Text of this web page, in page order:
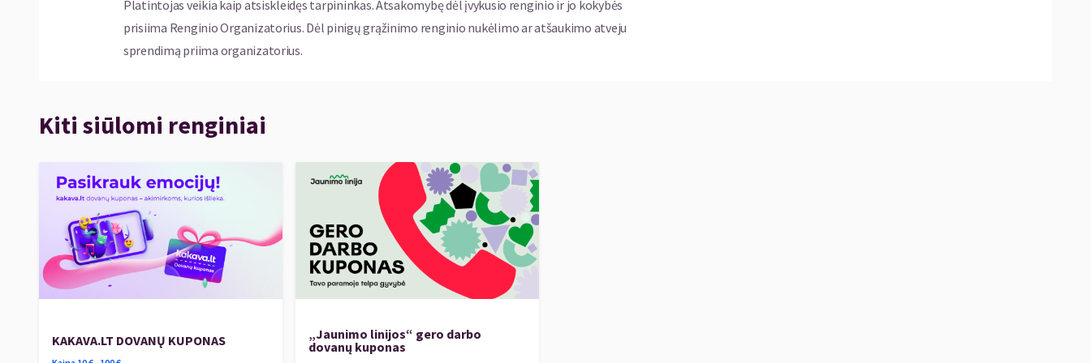
Platintojas veikia kaip atsiskleidęs tarpininkas. Atsakomybę dėl įvykusio renginio ir jo kokybės
prisiima Renginio Organizatorius. Dėl pinigų grąžinimo renginio nukėlimo ar atšaukimo atveju
sprendimą priima organizatorius.
Kiti siūlomi renginiai
KAKAVA.LT DOVANŲ KUPONAS
„Jaunimo linijos“ gero darbo
dovanų kuponas